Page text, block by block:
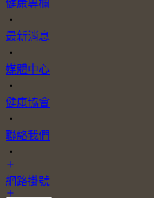
健康專欄
・
最新消息
・
媒體中心
・
健康協會
・
聯絡我們
・
網路掛號